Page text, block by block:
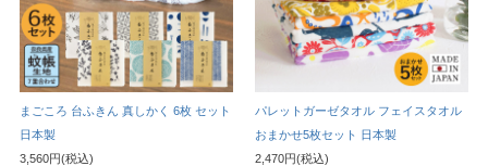
まごころ 台ふきん 真しかく 6枚 セット
日本製
3,560円(税込)
パレットガーゼタオル フェイスタオル
おまかせ5枚セット 日本製
2,470円(税込)